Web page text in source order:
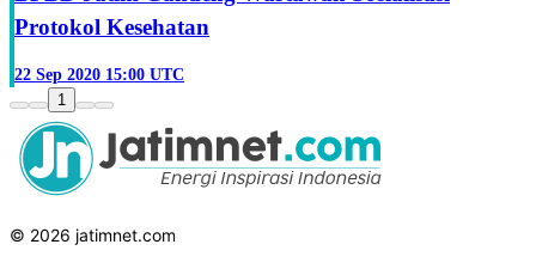
Protokol Kesehatan
22 Sep 2020 15:00 UTC
1
© 2026 jatimnet.com